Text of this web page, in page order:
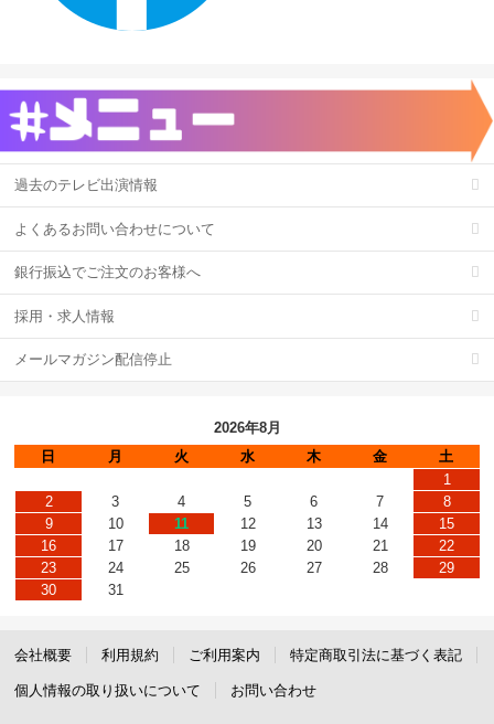
過去のテレビ出演情報
よくあるお問い合わせについて
銀行振込でご注文のお客様へ
採用・求人情報
メールマガジン配信停止
2026年8月
日
月 火 水 木 金
土
1
2
3 4 5 6 7
8
9
10 11 12 13 14
15
16
17 18 19 20 21
22
23
24 25 26 27 28
29
30
31
会社概要 利用規約 ご利用案内 特定商取引法に基づく表記
個人情報の取り扱いについて お問い合わせ